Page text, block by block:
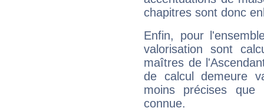
chapitres sont donc
Enfin, pour
valorisation sont
maîtres de
de calcul demeure
moins précises que
connue.